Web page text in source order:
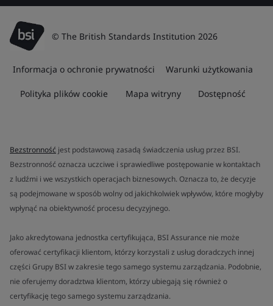
© The British Standards Institution 2026
Informacja o ochronie prywatności Warunki użytkowania
Polityka plików cookie Mapa witryny Dostępność
Bezstronność jest podstawową zasadą świadczenia usług przez BSI.
Bezstronność oznacza uczciwe i sprawiedliwe postępowanie w kontaktach
z ludźmi i we wszystkich operacjach biznesowych. Oznacza to, że decyzje
są podejmowane w sposób wolny od jakichkolwiek wpływów, które mogłyby
wpłynąć na obiektywność procesu decyzyjnego.
Jako akredytowana jednostka certyfikująca, BSI Assurance nie może
oferować certyfikacji klientom, którzy korzystali z usług doradczych innej
części Grupy BSI w zakresie tego samego systemu zarządzania. Podobnie,
nie oferujemy doradztwa klientom, którzy ubiegają się również o
certyfikację tego samego systemu zarządzania.